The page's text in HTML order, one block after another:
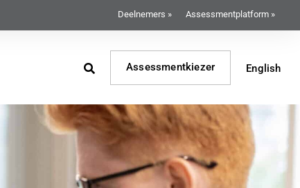
Deelnemers » Assessmentplatform »
Assessmentkiezer English